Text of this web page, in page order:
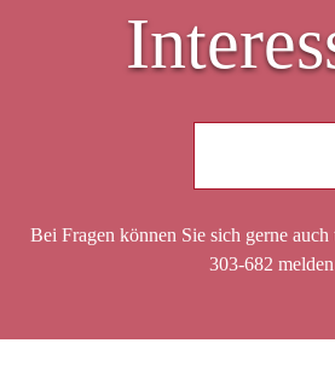
Bei Fragen können Sie sich gerne
303-682 melden